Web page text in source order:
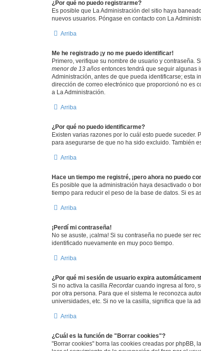
¿Por qué no puedo registrarme?
Es posible que La Administración del sitio haya
nuevos usuarios. Póngase en contacto con La
Arriba
Me he registrado ¡y no me puedo identificar!
Primero, verifique su nombre de usuario y contraseña.
menor de 13 años entonces tendrá que seguir algunas
Administración, antes de que pueda identificarse; esta
dirección de correo electrónico que proporcionó no es
a La Administración.
Arriba
¿Por qué no puedo identificarme?
Existen varias razones por lo cuál esto puede suceder.
para asegurarse de que no ha sido excluido. También
Arriba
Hace un tiempo me registré, ¡pero ahora no puedo
Es posible que la administración haya desactivado o
tiempo para reducir el peso de la base de datos. Si es
Arriba
¡Perdí mi contraseña!
No se asuste, ¡calma! Si su contraseña no puede ser
identificado nuevamente en muy poco tiempo.
Arriba
¿Por qué mi sesión de usuario expira
Si no activa la casilla Recordarcuando ingresa al foro,
por otra persona. Para que el sistema le reconozca
universidades, etc. Si no ve la casilla, significa que la
Arriba
¿Cuál es la función de "Borrar cookies"?
"Borrar cookies" borra las cookies creadas por phpBB,